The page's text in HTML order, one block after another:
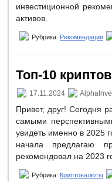
инвестиционной
активов.
Рубрика: Рекомендации
Топ-10
17.11.2024
Привет, друг! Сегодня
самыми
увидеть именно в 2025
начала предлагаю
рекомендовал на 2023
Рубрика: Криптовалюты